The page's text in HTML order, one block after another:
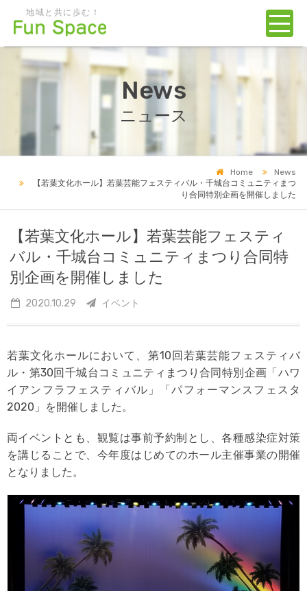
地域と共に歩む！
News
ニュース
Home
News
【若葉文化ホール】若葉芸能フェスティバル・千城台コミュニティまつ
り合同特別企画を開催しました
【若葉文化ホール】若葉芸能フェスティ
バル・千城台コミュニティまつり合同特
別企画を開催しました
2020.10.29 イベント
若葉文化ホールにおいて、第10回若葉芸能フェスティバ
ル・第30回千城台コミュニティまつり合同特別企画「ハワ
イアンフラフェスティバル」「パフォーマンスフェスタ
2020」を開催しました。
両イベントとも、観覧は事前予約制とし、各種感染症対策
を講じることで、今年度はじめてのホール主催事業の開催
となりました。